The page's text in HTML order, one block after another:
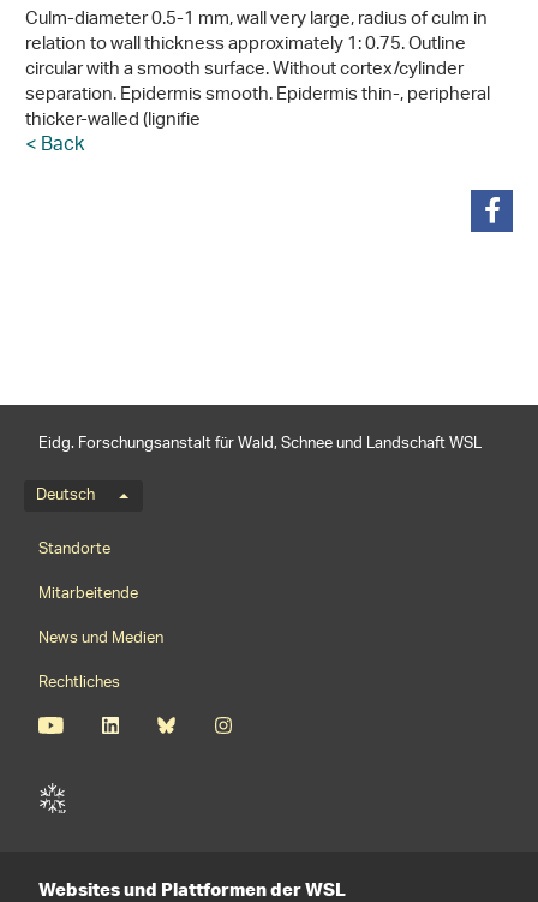
Culm-diameter 0.5-1 mm, wall very large, radius of culm in
relation to wall thickness approximately 1: 0.75. Outline
circular with a smooth surface. Without cortex/cylinder
separation. Epidermis smooth. Epidermis thin-, peripheral
thicker-walled (lignifie
< Back
Eidg. Forschungsanstalt für Wald, Schnee und Landschaft WSL
Sprachmenü
Deutsch
Footernavigation
Standorte
Mitarbeitende
News und Medien
Rechtliches
Websites und Plattformen der WSL